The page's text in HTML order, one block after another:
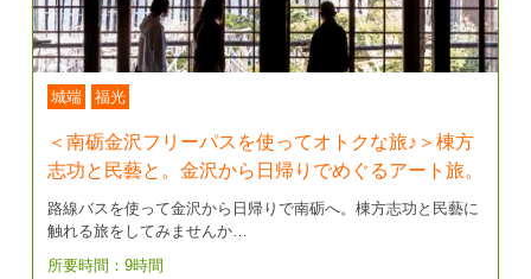
城端 福光
＜南砺金沢フリーパスを使ってオトクな旅♪＞棟方
志功と民藝と。金沢から日帰りでめぐるアート旅。
路線バスを使って金沢から日帰りで南砺へ。棟方志功と民藝に
触れる旅をしてみませんか…
所要時間：9時間